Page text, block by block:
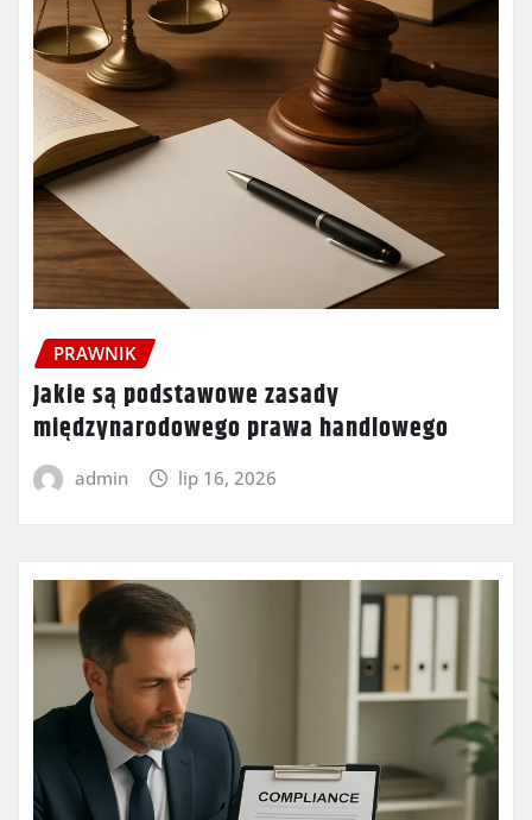
PRAWNIK
Jakie są podstawowe zasady
międzynarodowego prawa handlowego
admin lip 16, 2026